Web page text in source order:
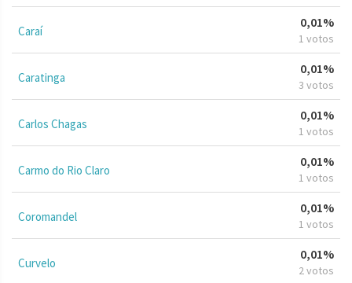
Caraí
0,01%
1 votos
Caratinga
0,01%
3 votos
Carlos Chagas
0,01%
1 votos
Carmo do Rio Claro
0,01%
1 votos
Coromandel
0,01%
1 votos
Curvelo
0,01%
2 votos